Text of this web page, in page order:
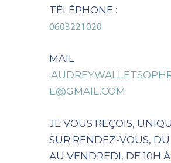
TÉLÉPHONE :
0603221020
MAIL
:
E@GMAIL.COM
JE VOUS REÇOIS,
SUR RENDEZ-VOUS,
AU VENDREDI, DE 10H À